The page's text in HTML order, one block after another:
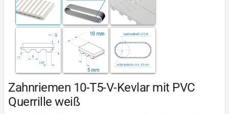
Zahnriemen 10-T5-V-Kevlar mit PVC
Querrille weiß